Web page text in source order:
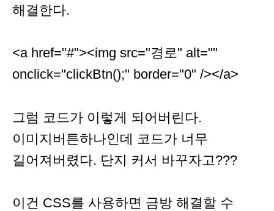
해결한다.
<a href="#"><img src="경로" alt=""
onclick="clickBtn();" border="0" /></a>
그럼 코드가 이렇게 되어버린다.
이미지버튼하나인데 코드가 너무
길어져버렸다. 단지 커서 바꾸자고???
이건 CSS를 사용하면 금방 해결할 수